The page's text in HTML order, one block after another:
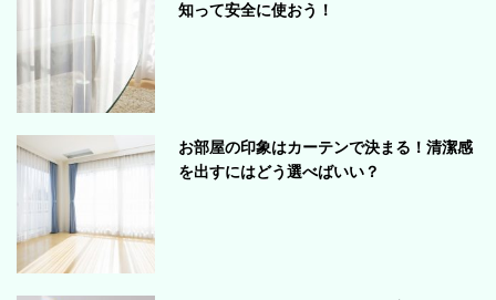
知って安全に使おう！
お部屋の印象はカーテンで決まる！清潔感
を出すにはどう選べばいい？